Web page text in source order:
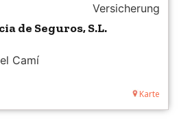
Versicherung
de Seguros, S.L.
Camí
Karte